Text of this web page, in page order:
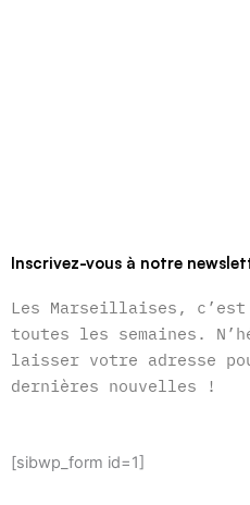
Inscrivez-vous à notre
Les Marseillaises,
toutes les semaines.
laisser votre adresse
dernières nouvelles !
[sibwp_form id=1]